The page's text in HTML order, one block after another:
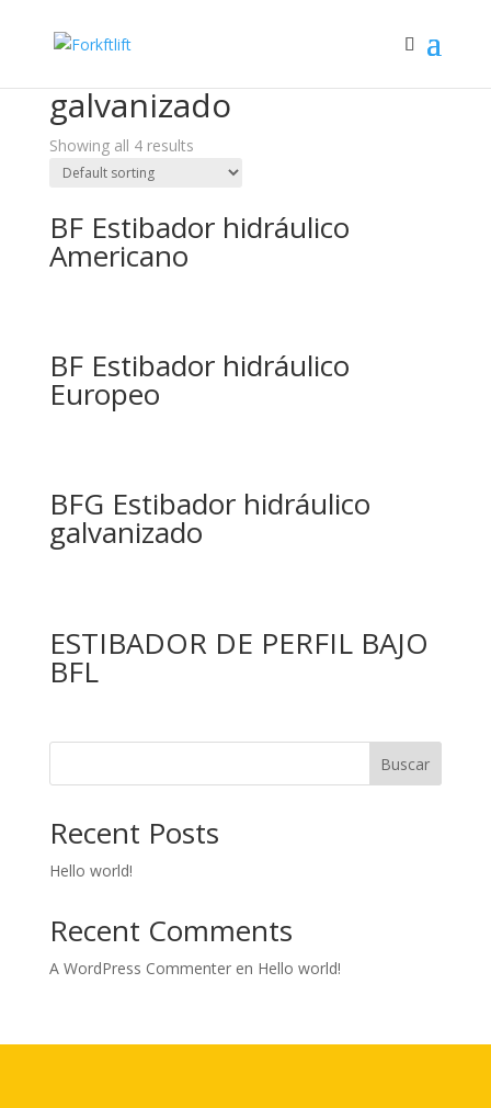
galvanizado
Showing all 4 results
BF Estibador hidráulico
Americano
BF Estibador hidráulico
Europeo
BFG Estibador hidráulico
galvanizado
ESTIBADOR DE PERFIL BAJO
BFL
Buscar
Recent Posts
Hello world!
Recent Comments
A WordPress Commenteren Hello world!